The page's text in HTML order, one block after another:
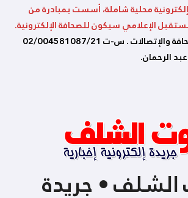
محلية شاملة، أسست بمبادرة من
الإعلامي سيكون للصحافة الإلكترونية.
تصدر عن – وكالة الصحافة والإتصالات . س-ت 02/004581087/21
الرحمان.
• جريدة